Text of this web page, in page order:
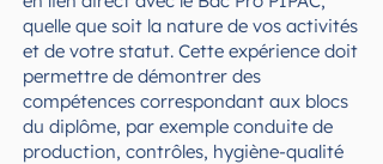
quelle que soit la nature de vos activités
et de votre statut. Cette expérience doit
permettre de démontrer des
compétences correspondant aux blocs
du diplôme, par exemple conduite de
production, contrôles, hygiène-qualité